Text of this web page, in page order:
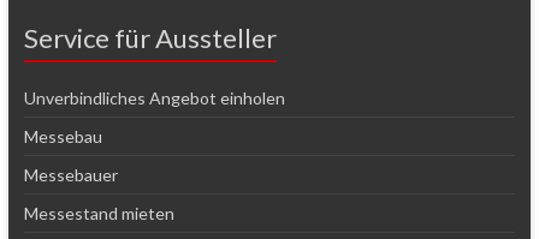
Service für Aussteller
Unverbindliches Angebot einholen
Messebau
Messebauer
Messestand mieten